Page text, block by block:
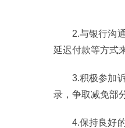
2.与银行沟
延迟付款等方式
3.积极参加
录，争取减免部
4.保持良好